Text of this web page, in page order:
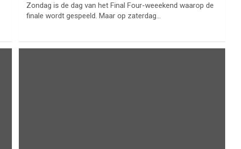
Zondag is de dag van het Final Four-weeekend waarop de
finale wordt gespeeld. Maar op zaterdag…